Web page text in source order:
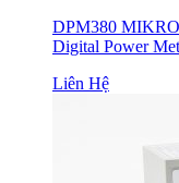
DPM380
Digital Power
Liên Hệ